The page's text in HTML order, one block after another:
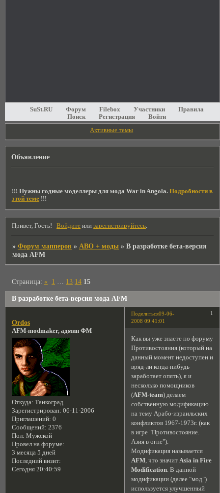
SuSt.RU Форум Filebox Участники
Правила
Поиск
Регистрация
Войти
Активные темы
Объявление
!!! Нужны годные моделлеры для мода War in Angola. Подробности в
этой теме!!!
Привет, Гость! Войдите илизарегистрируйтесь.
»Форум мапперов » АВО + моды »В разработке бета-версия
мода AFM
В разработке бета-версия мода AFM
Страница: « 1 13 14 15
Поделиться 1
09-06-
2008 09:41:01
Ordos
AFM-modmaker, админ ФМ
Откуда: Танкоград
Зарегистрирован: 06-11-2006
Приглашений: 0
Сообщений: 2376
Пол: Мужской
Провел на форуме:
3 месяца 5 дней
Последний визит:
Сегодня 20:40:59
Как вы уже знаете по форуму
Противостояния (который на
данный момент недоступен и
вряд-ли когда-нибудь
заработает опять), я и
несколько помощников
(AFM-team) делаем
собственную модификацию
на тему Арабо-израильских
конфликтов 1967-1973г. (как
в игре "Противостояние.
Азия в огне").
Модификация называется
AFM , что значит Asia in Fire
Modification . В данной
модификации (далее "мод")
используется улучшенный